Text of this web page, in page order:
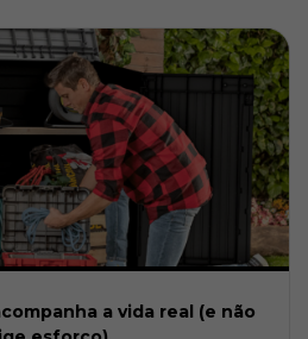
a vida real (e não